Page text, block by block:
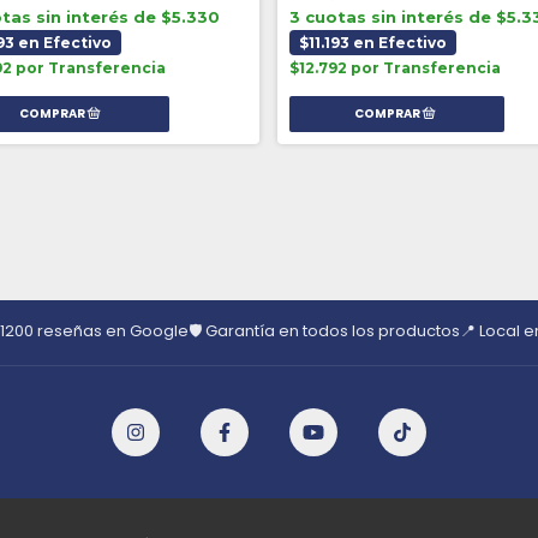
sin interés de $5.330
en Efectivo
por Transferencia
3 cuotas sin interés de
$11.193 en Efectivo
$12.792 por Transferencia
1200 reseñas en Google🛡️ Garantía en todos los productos📍 Local